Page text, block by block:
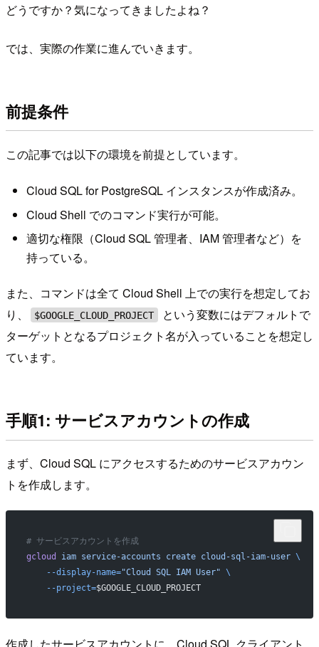
どうですか？気になってきましたよね？
では、実際の作業に進んでいきます。
前提条件
この記事では以下の環境を前提としています。
Cloud SQL for PostgreSQL インスタンスが作成済み。
Cloud Shell でのコマンド実行が可能。
適切な権限（Cloud SQL 管理者、IAM 管理者など）を
持っている。
また、コマンドは全て Cloud Shell 上での実行を想定してお
り、
$GOOGLE_CLOUD_PROJECT
という変数にはデフォルトで
ターゲットとなるプロジェクト名が入っていることを想定し
ています。
手順1: サービスアカウントの作成
まず、Cloud SQL にアクセスするためのサービスアカウン
トを作成します。
# サービスアカウントを作成
gcloud
iam service-accounts create cloud-sql-iam-user \
    --display-name=
"Cloud SQL IAM User" \
    --project=
$GOOGLE_CLOUD_PROJECT
作成したサービスアカウントに、Cloud SQL クライアント